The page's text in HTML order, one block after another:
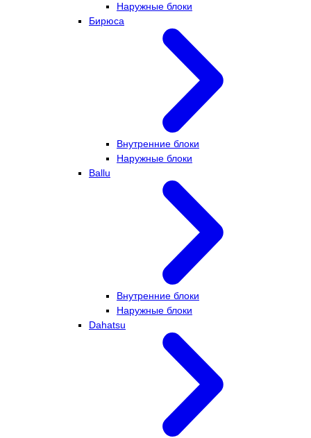
Наружные блоки
Бирюса
Внутренние блоки
Наружные блоки
Ballu
Внутренние блоки
Наружные блоки
Dahatsu